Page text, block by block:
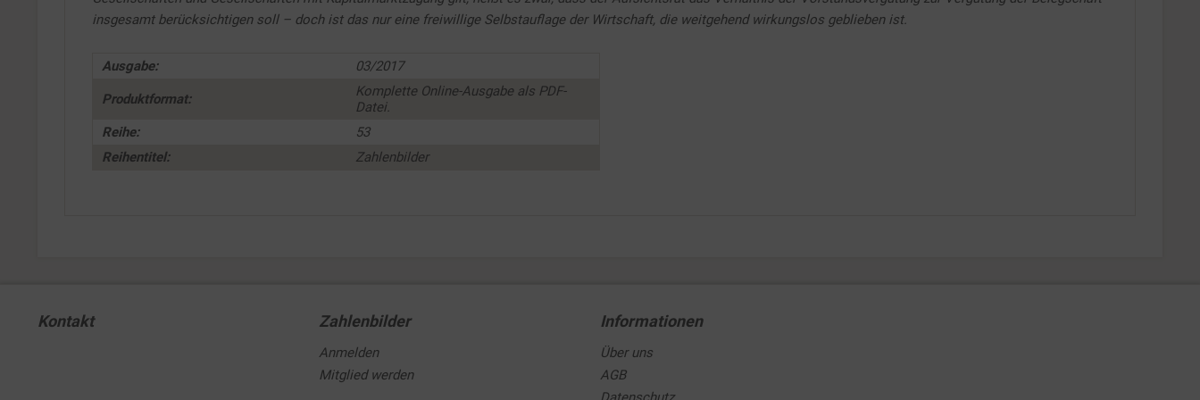
insgesamt berücksichtigen soll – doch ist das nur eine freiwillige Selbstauflage der Wirtschaft, die weitgehend wirkungslos geblieben ist.
Ausgabe: 03/2017
Produktformat:
Komplette Online-Ausgabe als PDF-
Datei.
Reihe:
53
Reihentitel:
Zahlenbilder
Kontakt Zahlenbilder
Anmelden
Mitglied werden
Informationen
Über uns
AGB